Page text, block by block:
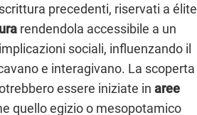
precedenti, riservati a élite
rendendola accessibile a un
sociali, influenzando il
e interagivano. La scoperta
essere iniziate in aree
quello egizio o mesopotamico